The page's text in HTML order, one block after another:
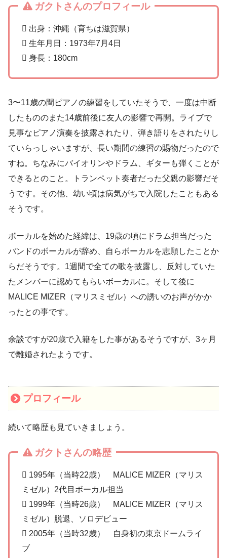
ガクトさんのプロフィール
 出身：沖縄（育ちは滋賀県）
 生年月日：1973年7月4日
 身長：180cm
3〜11歳の間ピアノの練習をしていたそうで、一度は中断
したもののまた14歳前後に友人の影響で再開。ライブで
見事なピアノ演奏を披露されたり、弾き語りをされたりし
ていらっしゃいますが、長い期間の練習の賜物だったので
すね。ちなみにバイオリンやドラム、ギターも弾くことが
できるとのこと。トランペット奏者だった父親の影響だそ
うです。その他、幼い頃は病気がちで入院したこともある
そうです。
ボーカルを始めた経緯は、19歳の頃にドラム担当だった
バンドのボーカルが辞め、自らボーカルを志願したことか
らだそうです。1週間で全ての歌を披露し、反対していた
たメンバーに認めてもらいボーカルに。そして後に
MALICE MIZER（マリスミゼル）への誘いのお声がかか
ったとの事です。
余談ですが20歳で入籍をした事があるそうですが、3ヶ月
で離婚されたようです。
プロフィール
続いて略歴も見ていきましょう。
ガクトさんの略歴
 1995年（当時22歳） MALICE MIZER（マリス
ミゼル）2代目ボーカル担当
 1999年（当時26歳） MALICE MIZER（マリス
ミゼル）脱退、ソロデビュー
 2005年（当時32歳） 自身初の東京ドームライ
ブ